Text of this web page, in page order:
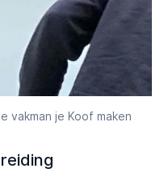
je Koof maken